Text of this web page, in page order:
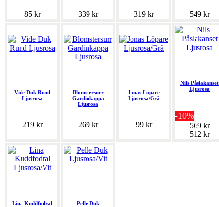
85 kr 339 kr 319 kr 549 kr
Vide Duk Rund
Ljusrosa
219 kr
Blomstersurr
Gardinkappa
Ljusrosa
269 kr
Jonas Löpare
Ljusrosa/Grå
99 kr
Nils Påslakanset
Ljusrosa
-10%
569 kr
512 kr
Lina Kuddfodral
Pelle Duk